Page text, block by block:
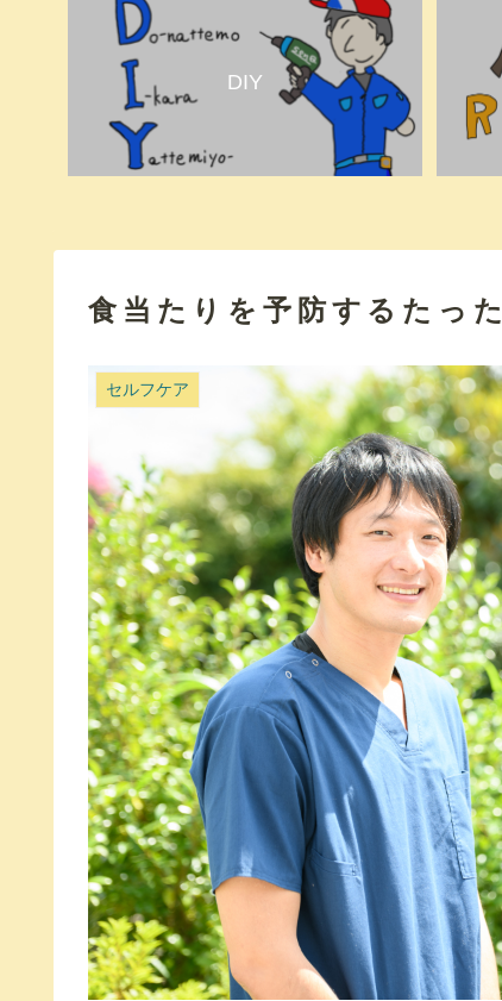
DIY
食当たりを予防するたっ
セルフケア